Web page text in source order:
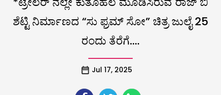
ಶೆಟ್ಟಿ ನಿರ್ಮಾಣದ “ಸು ಫ್ರಮ್ ಸೋ” ಚಿತ್ರ ಜುಲೈ 25
ರಂದು ತೆರೆಗೆ….
Jul 17, 2025